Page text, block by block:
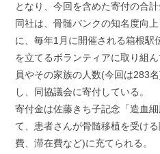
となり、今回を含めた寄付の合
同社は、骨髄バンクの知名度向
に、毎年1月に開催される箱根駅
を立てるボランティアに取り組
員やその家族の人数(今回は283
し、同協議会に寄付している。
寄付金は佐藤きち子記念「造血
て、患者さんが骨髄移植を受け
費、滞在費など)に充てられる。